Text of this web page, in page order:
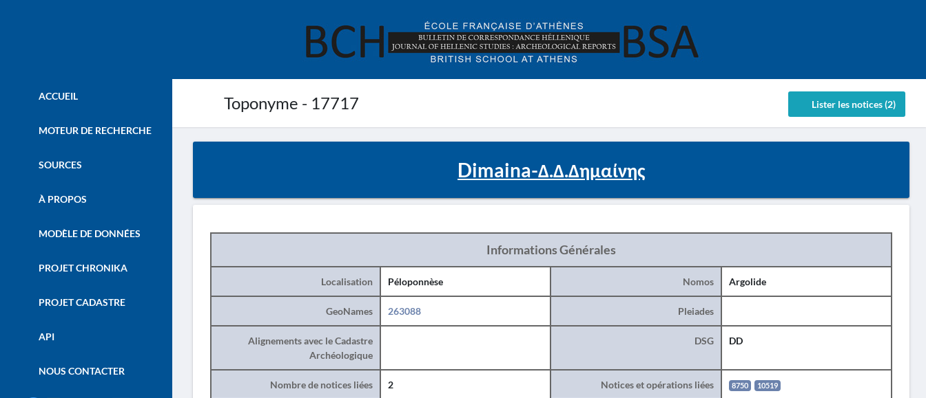
Toponyme - 17717 Lister les notices (2)
ACCUEIL
MOTEUR DE RECHERCHE
SOURCES
À PROPOS
MODÈLE DE DONNÉES
PROJET CHRONIKA
PROJET CADASTRE
API
NOUS CONTACTER
Dimaina-Δ.Δ.Δημαίνης
Informations Générales
Localisation Péloponnèse Nomos Argolide
GeoNames 263088 Pleiades
Alignements avec le Cadastre
Archéologique
DSG DD
Nombre de notices liées 2 Notices et opérations liées 8750 10519